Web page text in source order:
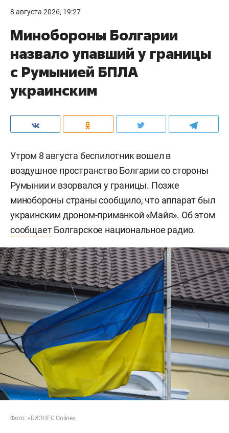
8 августа 2026, 19:27
Минобороны Болгарии
назвало упавший у границы
с Румынией БПЛА
украинским
Утром 8 августа беспилотник вошел в
воздушное пространство Болгарии со стороны
Румынии и взорвался у границы. Позже
минобороны страны сообщило, что аппарат был
украинским дроном-приманкой «Майя». Об этом
сообщаетБолгарское национальное радио.
Фото: «БИЗНЕС Online»